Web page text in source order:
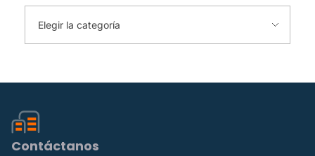
Contáctanos